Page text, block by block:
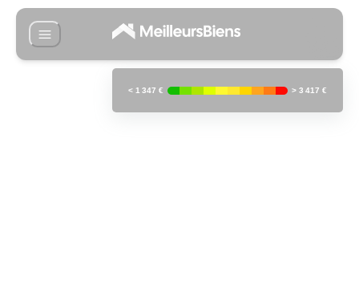
< 1 347 € > 3 417 €